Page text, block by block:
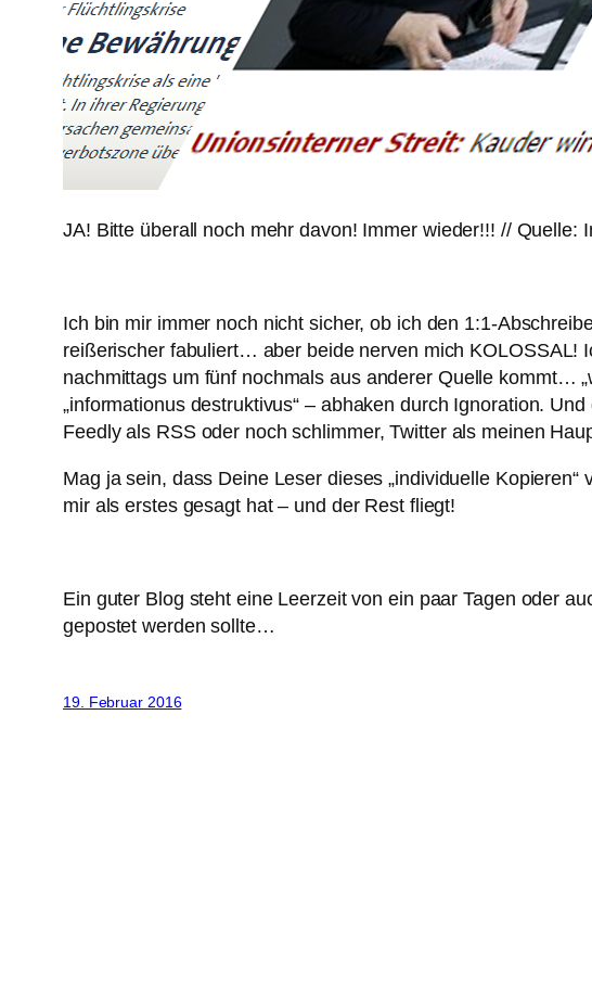
JA! Bitte überall noch mehr davon! Immer wieder!!! // Quelle:
Ich bin mir immer noch nicht sicher, ob ich den 1:1-
reißerischer fabuliert… aber beide nerven mich KOLOSSAL!
nachmittags um fünf nochmals aus anderer Quelle kommt…
„informationus destruktivus“ – abhaken durch Ignoration.
Feedly als RSS oder noch schlimmer, Twitter als meinen
Mag ja sein, dass Deine Leser dieses „individuelle
mir als erstes gesagt hat – und der Rest fliegt!
Ein guter Blog steht eine Leerzeit von ein paar Tagen oder
gepostet werden sollte…
19. Februar 2016